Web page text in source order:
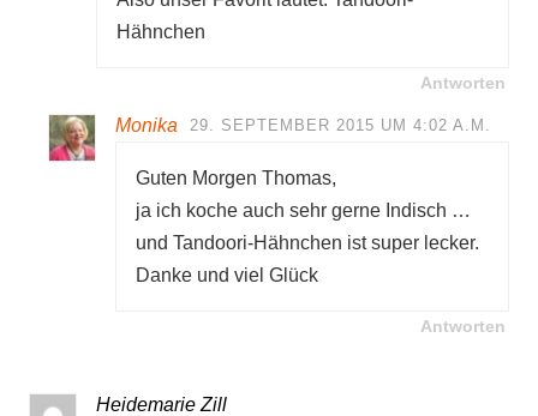
Hähnchen
Antworten
Monika 29. SEPTEMBER 2015 UM 4:02 A.M.
Guten Morgen Thomas,
ja ich koche auch sehr gerne Indisch …
und Tandoori-Hähnchen ist super lecker.
Danke und viel Glück
Antworten
Heidemarie Zill